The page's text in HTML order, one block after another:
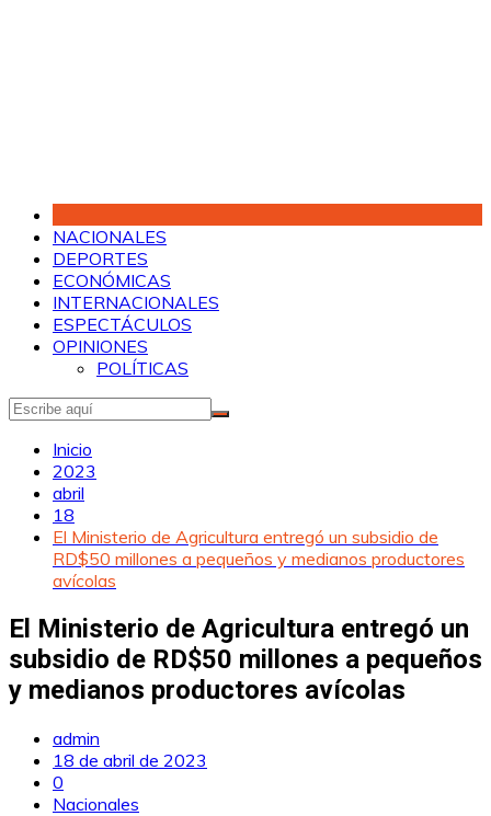
NACIONALES
DEPORTES
ECONÓMICAS
INTERNACIONALES
ESPECTÁCULOS
OPINIONES
POLÍTICAS
Inicio
2023
abril
18
El Ministerio de Agricultura entregó un subsidio de
RD$50 millones a pequeños y medianos productores
avícolas
El Ministerio de Agricultura entregó un
subsidio de RD$50 millones a pequeños
y medianos productores avícolas
admin
18 de abril de 2023
0
Nacionales